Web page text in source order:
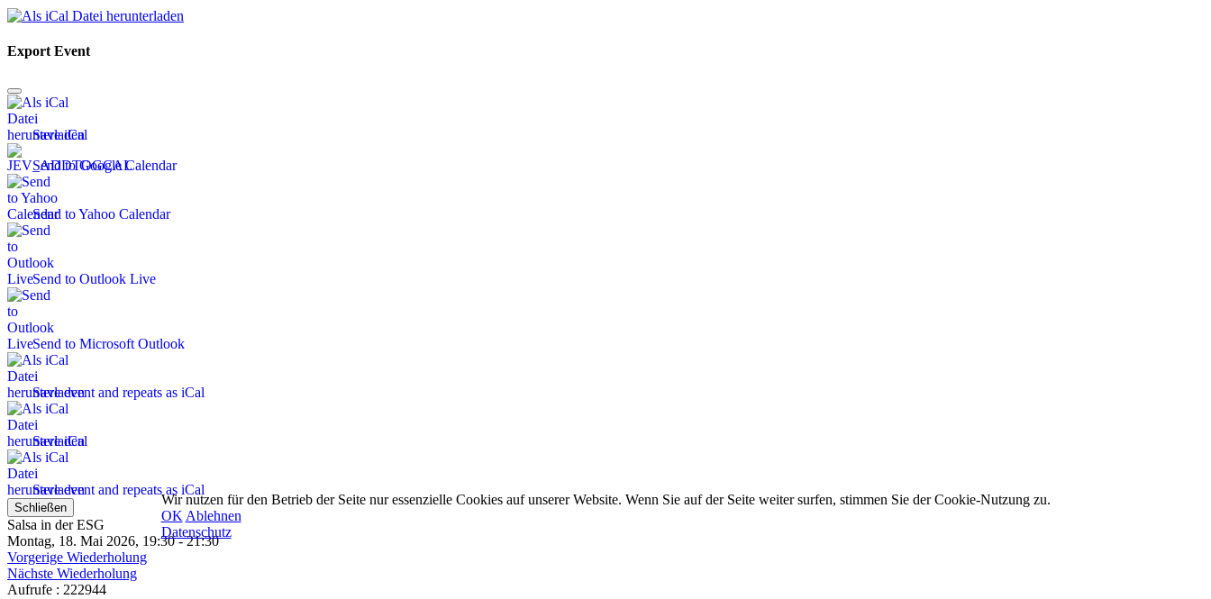
Export Event
Save iCal
Send to Google Calendar
Send to Yahoo Calendar
Send to Outlook Live
Send to Microsoft Outlook
Save event and repeats as iCal
Save iCal
Save event and repeats as iCal
Schließen
Salsa in der ESG
Montag, 18. Mai 2026, 19:30 - 21:30
Vorgerige Wiederholung
Nächste Wiederholung
Aufrufe : 222944
Wir nutzen für den Betrieb der Seite nur essenzielle Cookies auf unserer Website. Wenn Sie auf der Seite weiter surfen, stimmen Sie der Cookie-Nutzung zu.
OK Ablehnen
Datenschutz